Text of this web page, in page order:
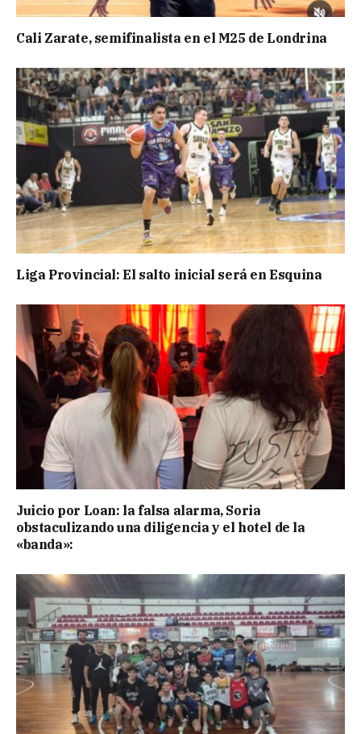
Cali Zarate, semifinalista en el M25 de Londrina
Liga Provincial: El salto inicial será en Esquina
Juicio por Loan: la falsa alarma, Soria
obstaculizando una diligencia y el hotel de la
«banda»: